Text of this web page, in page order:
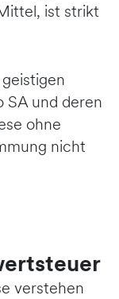
ist strikt
SA und deren
ohne
nicht
verstehen